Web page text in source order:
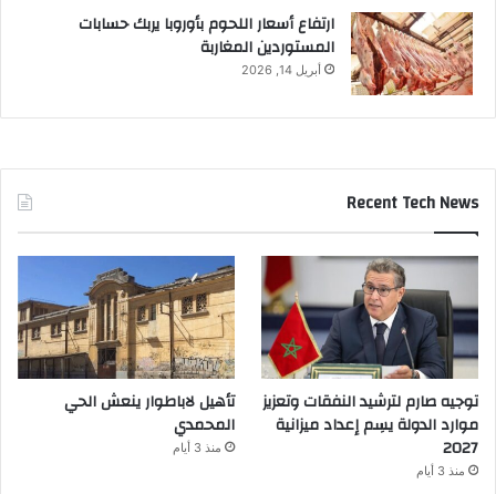
ارتفاع أسعار اللحوم بأوروبا يربك حسابات
المستوردين المغاربة
أبريل 14, 2026
Recent Tech News
توجيه صارم لترشيد النفقات وتعزيز
موارد الدولة يسِم إعداد ميزانية
2027
منذ 3 أيام
تأهيل لاباطوار ينعش الحي
المحمدي
منذ 3 أيام